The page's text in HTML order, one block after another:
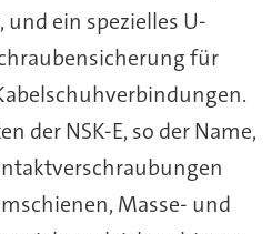
ein spezielles U-
für
der NSK-E, so der Name,
Masse- und